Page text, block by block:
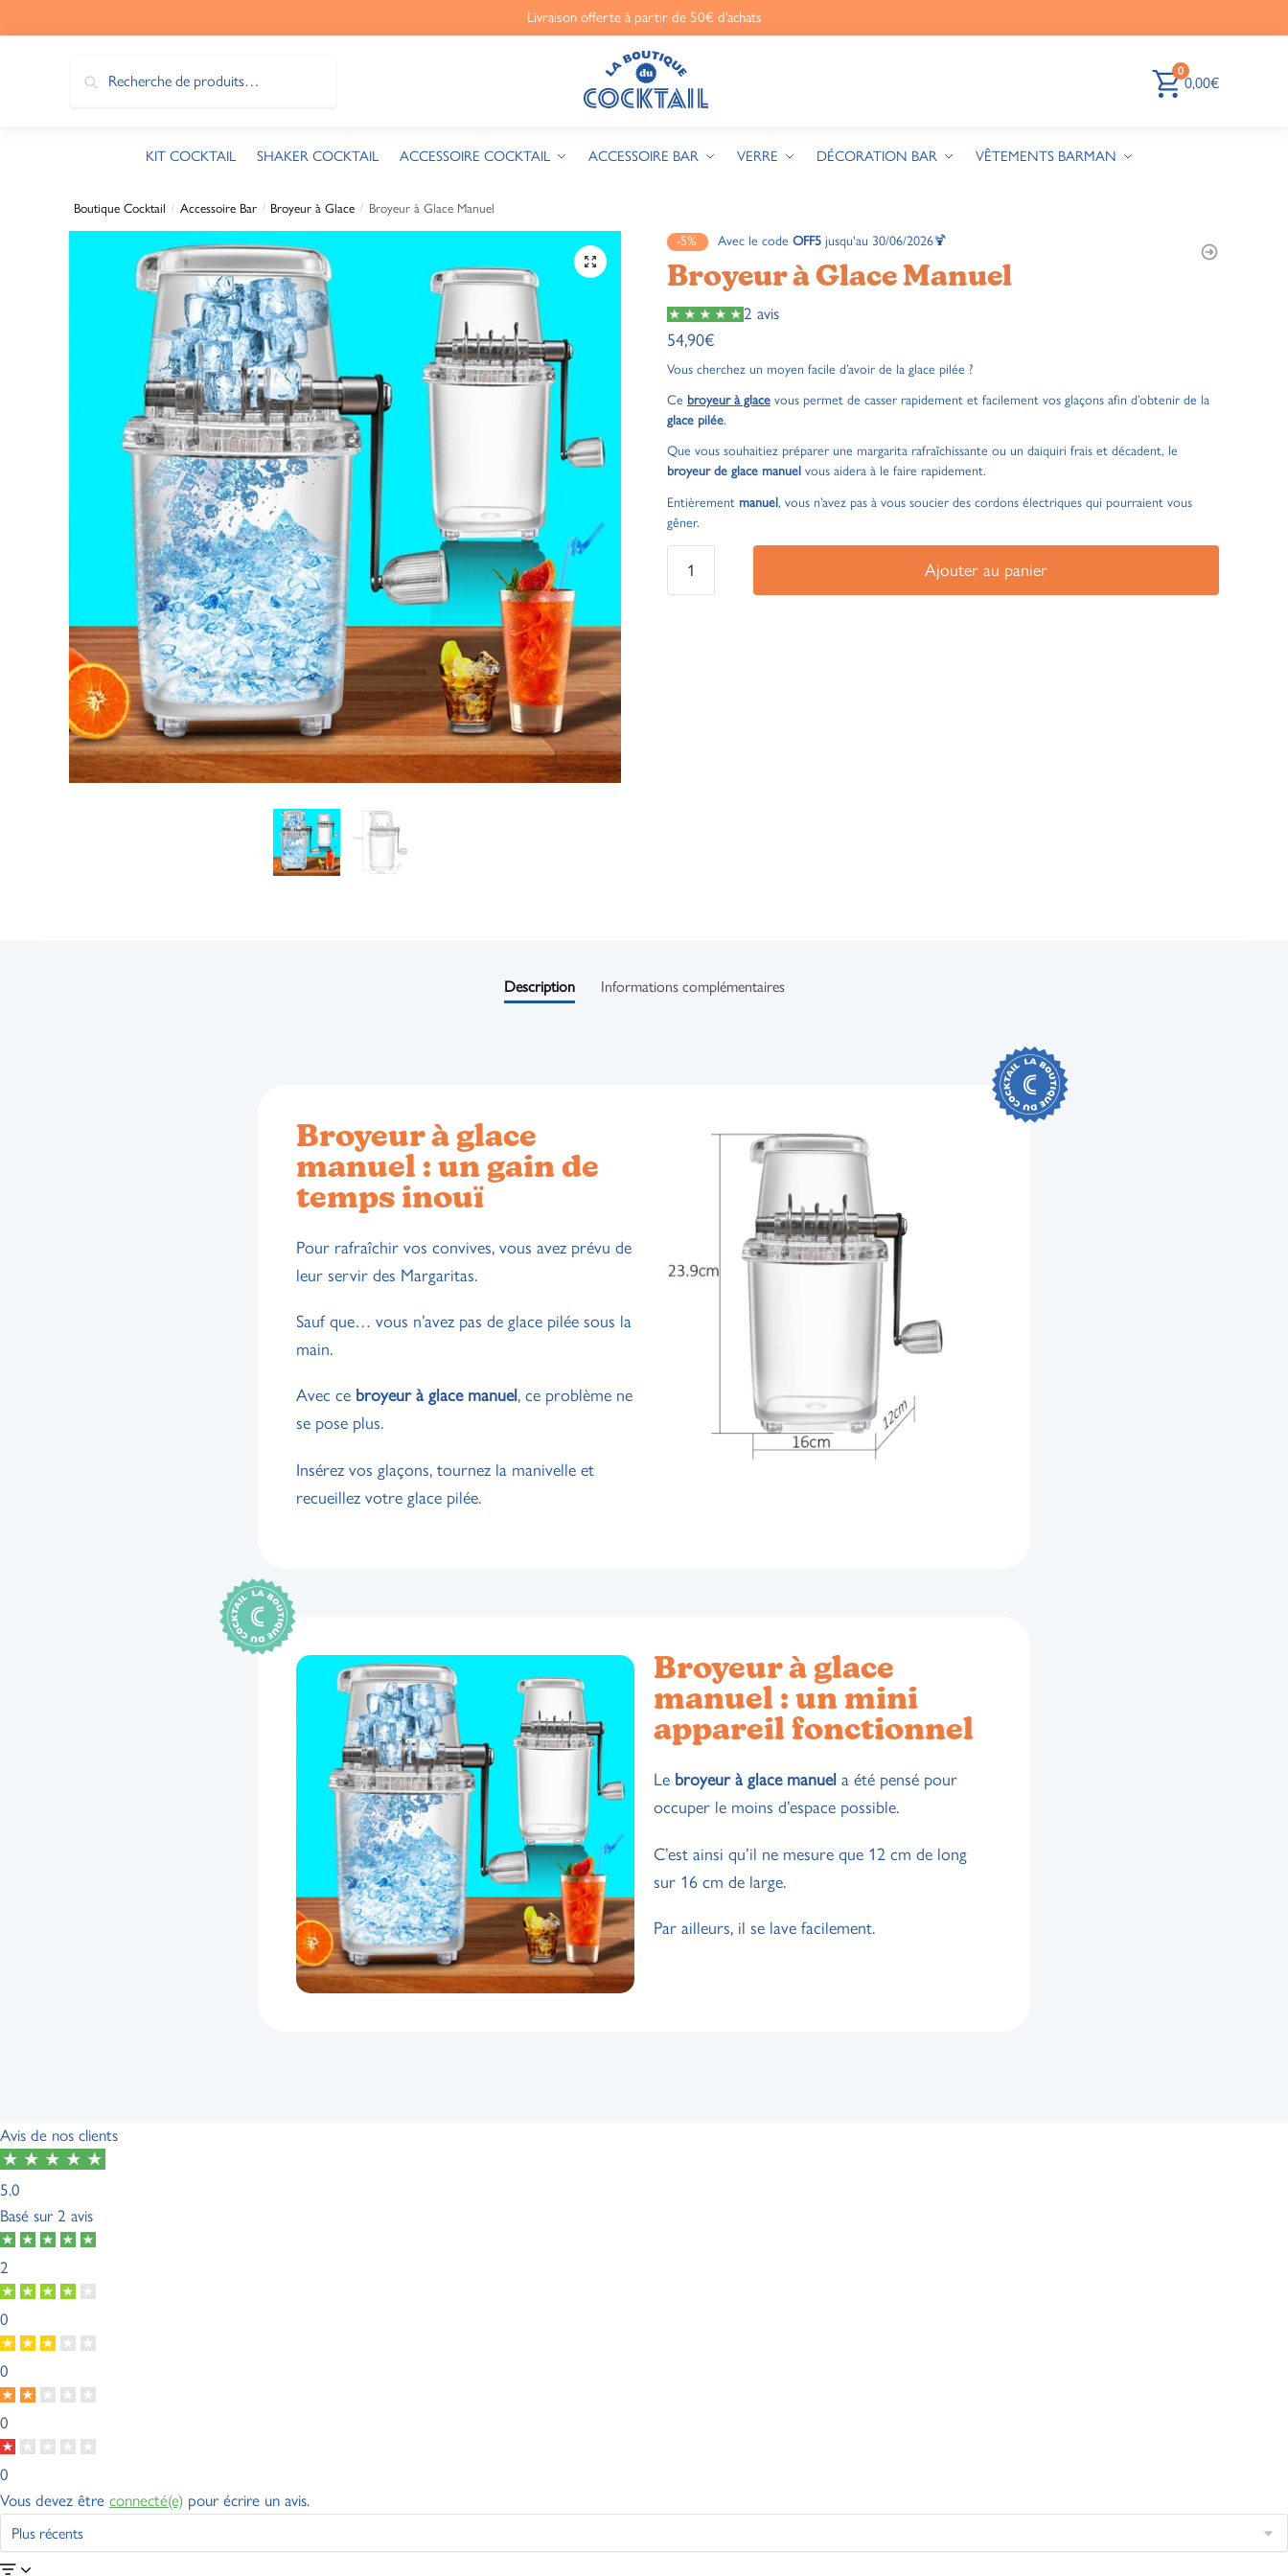
Livraison offerte à partir de 50€ d’achats
0
0,00€
KIT COCKTAIL SHAKER COCKTAIL ACCESSOIRE COCKTAIL ACCESSOIRE BAR VERRE DÉCORATION BAR VÊTEMENTS BARMAN
Boutique Cocktail / Accessoire Bar / Broyeur à Glace / Broyeur à Glace Manuel
🔍
-5% Avec le code OFF5 jusqu'au 30/06/2026🍹
Broyeur à Glace Manuel
2 avis
54,90€
Vous cherchez un moyen facile d’avoir de la glace pilée ?
Ce broyeur à glace vous permet de casser rapidement et facilement vos glaçons afin d’obtenir de la
glace pilée.
Que vous souhaitiez préparer une margarita rafraîchissante ou un daiquiri frais et décadent, le
broyeur de glace manuel vous aidera à le faire rapidement.
Entièrement manuel, vous n’avez pas à vous soucier des cordons électriques qui pourraient vous
gêner.
Ajouter au panier
Description Informations complémentaires
Broyeur à glace
manuel : un gain de
temps inouï
Pour rafraîchir vos convives, vous avez prévu de
leur servir des Margaritas.
Sauf que… vous n’avez pas de glace pilée sous la
main.
Avec ce broyeur à glace manuel, ce problème ne
se pose plus.
Insérez vos glaçons, tournez la manivelle et
recueillez votre glace pilée.
Broyeur à glace
manuel : un mini
appareil fonctionnel
Le broyeur à glace manuel a été pensé pour
occuper le moins d’espace possible.
C’est ainsi qu’il ne mesure que 12 cm de long
sur 16 cm de large.
Par ailleurs, il se lave facilement.
Avis de nos clients
5.0
Basé sur 2 avis
2
0
0
0
0
Vous devez être connecté(e) pour écrire un avis.